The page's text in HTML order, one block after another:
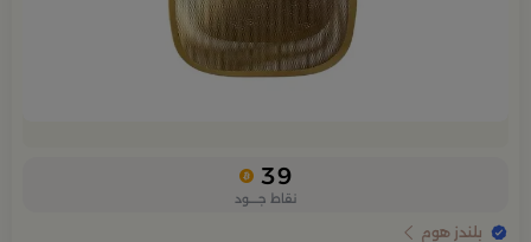
39
نقاط جــــود
بلندز هوم